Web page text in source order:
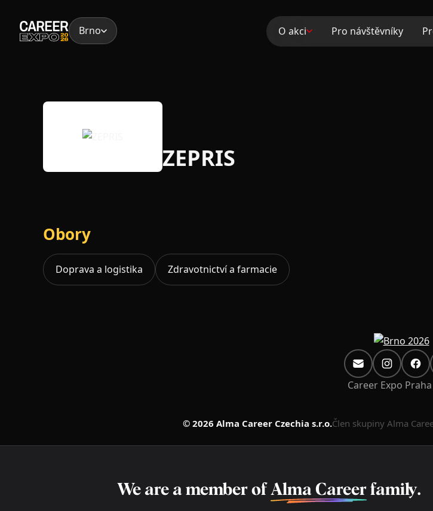
content
Brno O akci Pro návštěvníky
ZEPRIS
Obory
Doprava a logistika Zdravotnictví a farmacie
Career Expo
© 2026 Alma Career Czechia s.r.o.Člen skupiny Alma
We are a member of Alma Careerfamily.